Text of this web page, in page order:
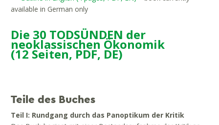
available in German only
Die 30 TODSÜNDEN der
neoklassischen Ökonomik
(12 Seiten, PDF, DE)
Teile des Buches
Teil I: Rundgang durch das Panoptikum der Kritik